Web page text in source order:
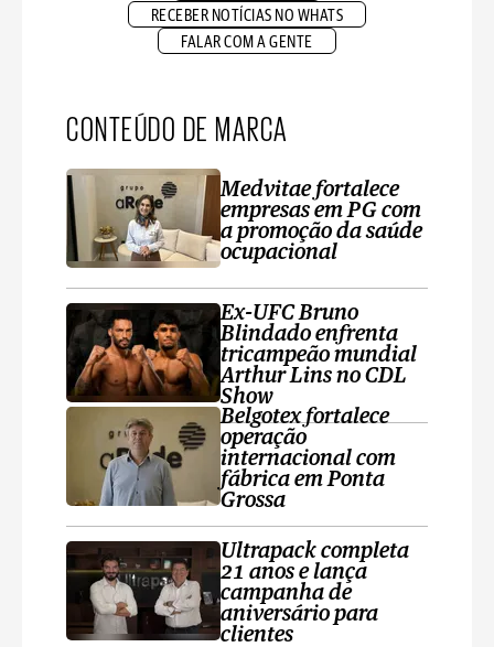
RECEBER NOTÍCIAS NO WHATS
FALAR COM A GENTE
CONTEÚDO DE MARCA
Medvitae fortalece
empresas em PG com
a promoção da saúde
ocupacional
Ex-UFC Bruno
Blindado enfrenta
tricampeão mundial
Arthur Lins no CDL
Show
Belgotex fortalece
operação
internacional com
fábrica em Ponta
Grossa
Ultrapack completa
21 anos e lança
campanha de
aniversário para
clientes